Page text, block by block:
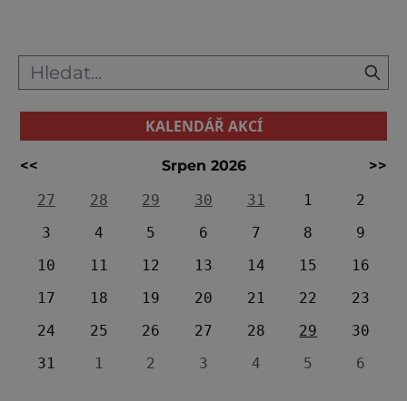
chodbách velkolepé budovy. Její stěny jsou
zdobené n
KALENDÁŘ AKCÍ
<< Srpen 2026
>>
27
28 29 30 31 1
2
3
4 5 6 7 8
9
10
11 12 13 14 15
16
17
18 19 20 21 22
23
24
25 26 27 28 29
30
31
1 2 3 4 5 6